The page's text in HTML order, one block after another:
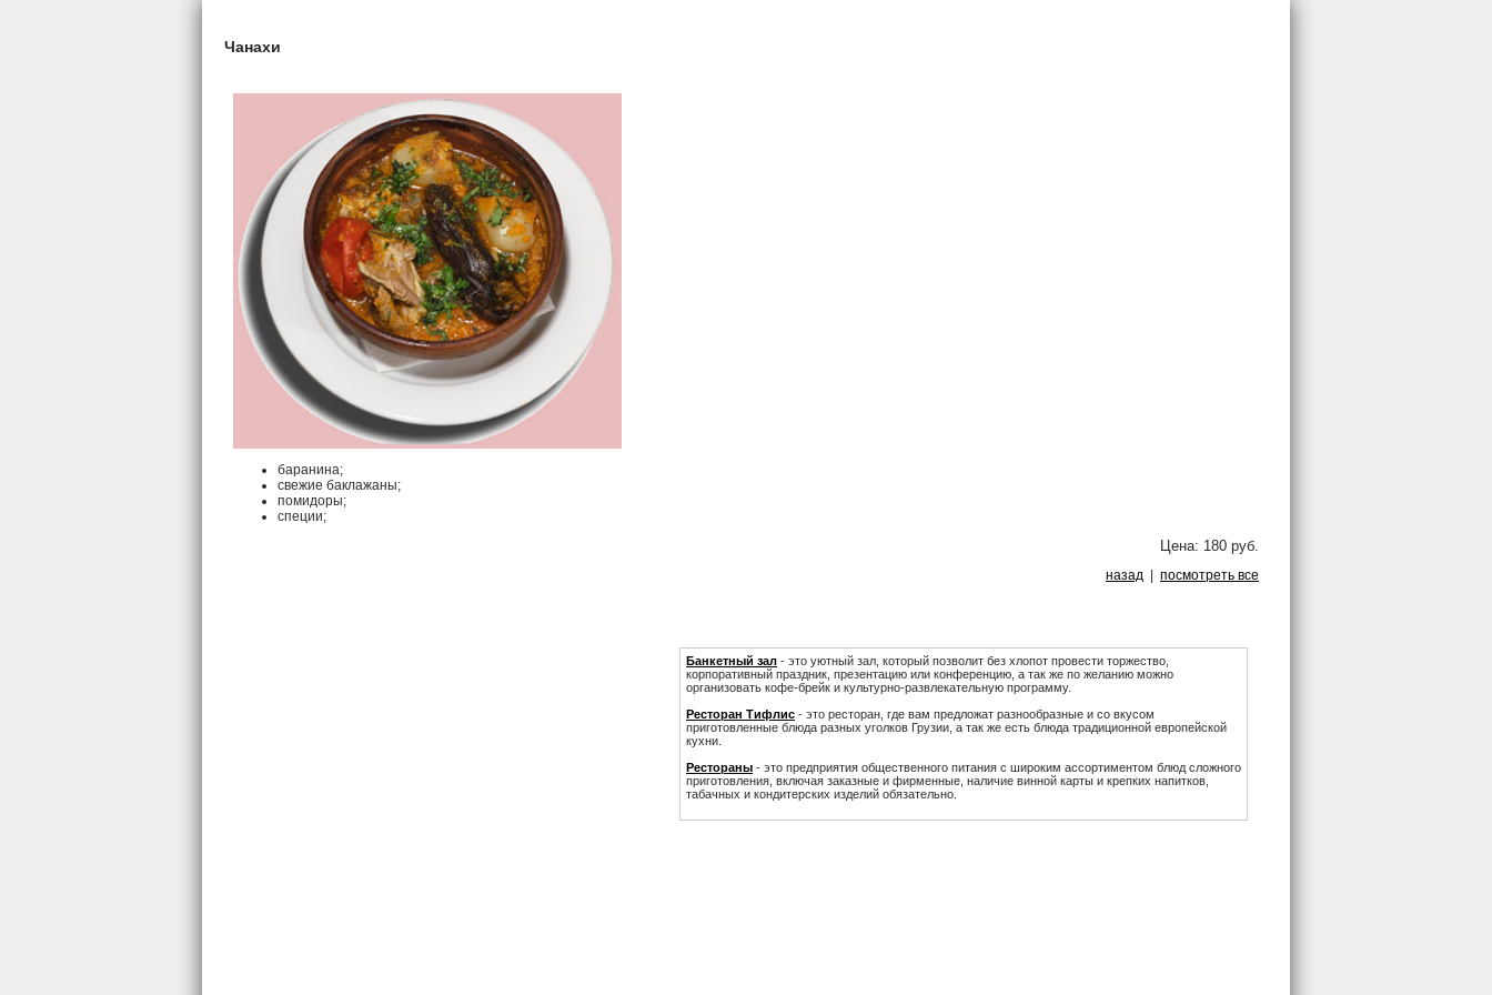
Чанахи
баранина;
свежие баклажаны;
помидоры;
специи;
Цена: 180 руб.
назад посмотреть все
Банкетный зал - это уютный зал, который позволит без хлопот провести торжество,
корпоративный праздник, презентацию или конференцию, а так же по желанию можно
организовать кофе-брейк и культурно-развлекательную программу.
Ресторан Тифлис - это ресторан, где вам предложат разнообразные и со вкусом
приготовленные блюда разных уголков Грузии, а так же есть блюда традиционной европейской
кухни.
Рестораны - это предприятия общественного питания с широким ассортиментом блюд сложного
приготовления, включая заказные и фирменные, наличие винной карты и крепких напитков,
табачных и кондитерских изделий обязательно.